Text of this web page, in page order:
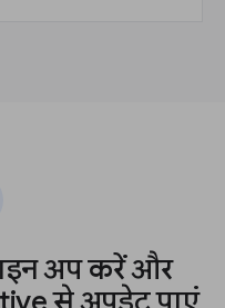
अप करें और